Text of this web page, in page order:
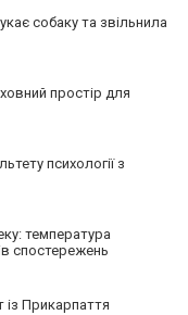
собаку та звільнила
простір для
психології з
температура
спостережень
із Прикарпаття